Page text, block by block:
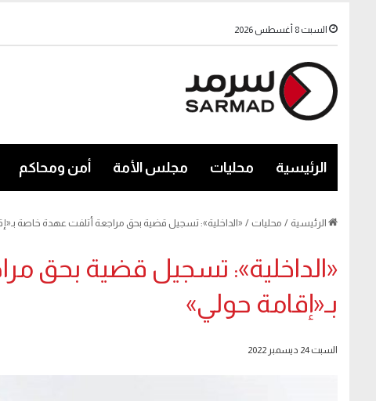
السبت 8 أغسطس 2026
الرئيسية محليات مجلس الأمة أمن ومحاكم
الرئيسية / محليات / «الداخلية»: تسجيل قضية بحق مراجعة أتلفت عهدة خاصة
«الداخلية»: تسجيل قضية بحق
بـ«إقامة حولي»
السبت 24 ديسمبر 2022